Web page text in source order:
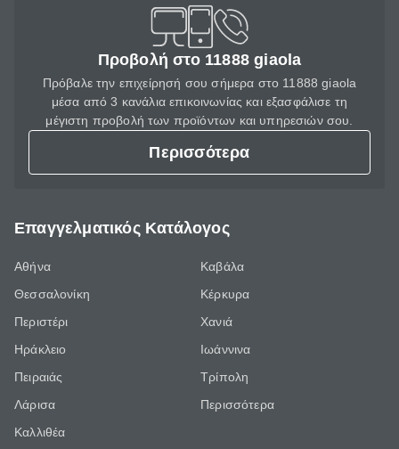
Προβολή στο 11888 giaola
Πρόβαλε την επιχείρησή σου σήμερα στο 11888 giaola
μέσα από 3 κανάλια επικοινωνίας και εξασφάλισε τη
μέγιστη προβολή των προϊόντων και υπηρεσιών σου.
Περισσότερα
Επαγγελματικός Κατάλογος
Αθήνα
Θεσσαλονίκη
Περιστέρι
Ηράκλειο
Πειραιάς
Λάρισα
Καλλιθέα
Καβάλα
Κέρκυρα
Χανιά
Ιωάννινα
Τρίπολη
Περισσότερα